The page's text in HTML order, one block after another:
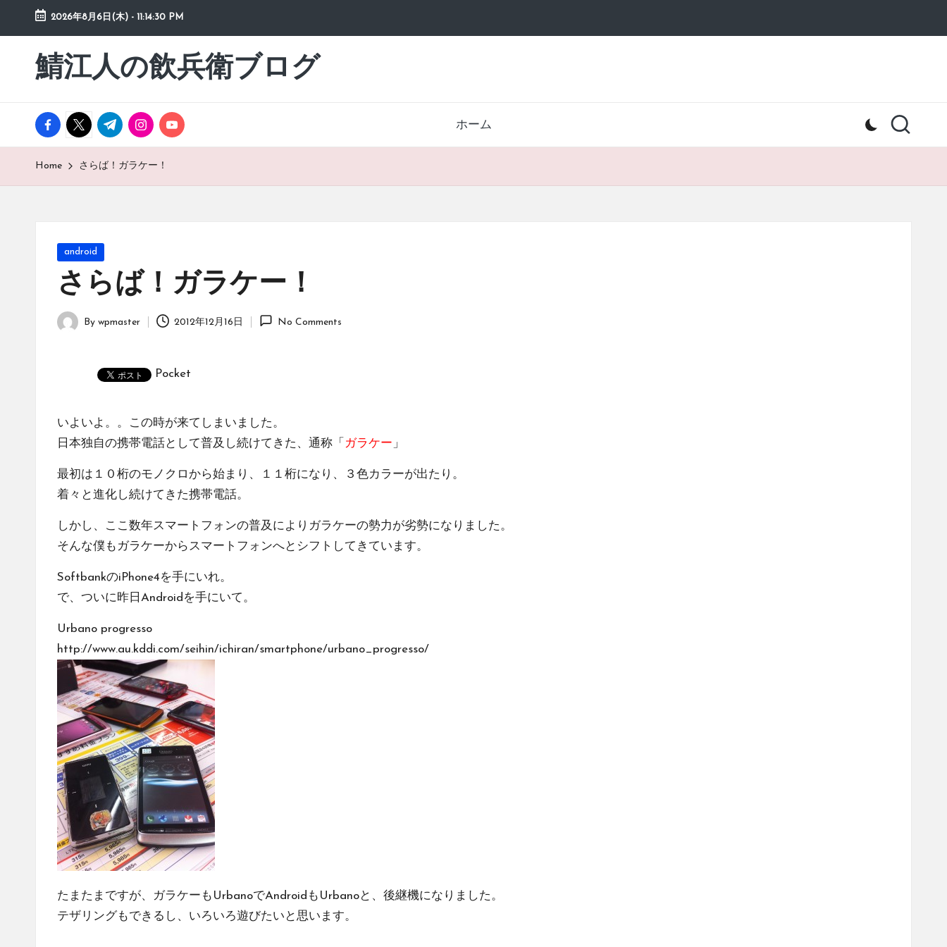
Skip
content
2026年8月6日(木) - 11:14:31 PM
鯖江人の飲兵衛ブログ
日々
の
然
草
facebook.com
twitter.com
t.me instagram.com
youtube.com ホーム
Home さらば！ガラケー！
Posted
android
さらば！ガラケー！
Posted
By wpmaster 2012年12月16日 No Comments
Pocket
いよいよ。。この時が来てしまいました。
日本独自の携帯電話として普及し続けてきた、通称「 ガラケー 」
最初は１０桁のモノクロから始まり、１１桁になり、３色カラーが出たり。
着々と進化し続けてきた携帯電話。
しかし、ここ数年スマートフォンの普及によりガラケーの勢力が劣勢になりました。
そんな僕もガラケーからスマートフォンへとシフトしてきています。
SoftbankのiPhone4を手にいれ。
で、ついに昨日Androidを手にいて。
Urbano progresso
http://www.au.kddi.com/seihin/ichiran/smartphone/urbano_progresso/
たまたまですが、ガラケーもUrbanoでAndroidもUrbanoと、後継機になりました。
テザリングもできるし、いろいろ遊びたいと思います。